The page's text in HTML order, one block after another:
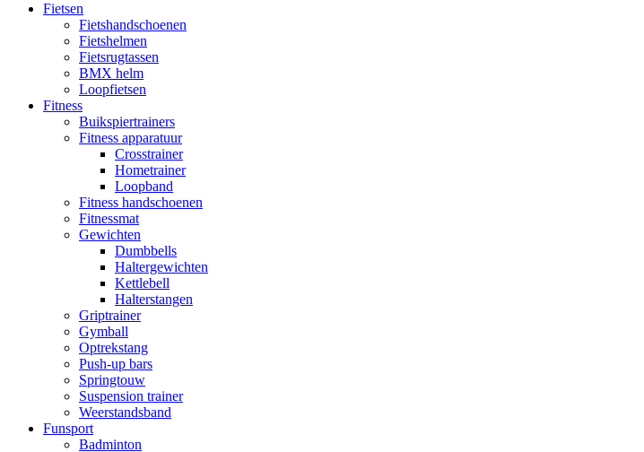
Fietsen
Fietshandschoenen
Fietshelmen
Fietsrugtassen
BMX helm
Loopfietsen
Fitness
Buikspiertrainers
Fitness apparatuur
Crosstrainer
Hometrainer
Loopband
Fitness handschoenen
Fitnessmat
Gewichten
Dumbbells
Haltergewichten
Kettlebell
Halterstangen
Griptrainer
Gymball
Optrekstang
Push-up bars
Springtouw
Suspension trainer
Weerstandsband
Funsport
Badminton